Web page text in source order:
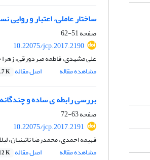
ساختار عاملی، اعتبار و
صفحه51-62
10.22075/jcp.2017.2190
علی مشهدی، فاطمه میردورقی،
مشاهده مقاله
اصل مقاله K
بررسی رابطه ی ساده و
صفحه63-72
10.22075/jcp.2017.2191
فهیمه احمدی، محمدرضا نائینیان،
مشاهده مقاله
اصل مقاله K